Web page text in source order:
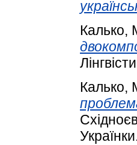
Калько,
Калько,